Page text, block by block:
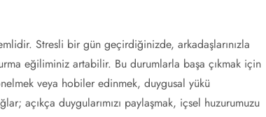
Stresli bir gün geçirdiğinizde, arkadaşlarınızla
eğiliminiz artabilir. Bu durumlarla başa çıkmak için
veya hobiler edinmek, duygusal yükü
açıkça duygularımızı paylaşmak, içsel huzurumuzu